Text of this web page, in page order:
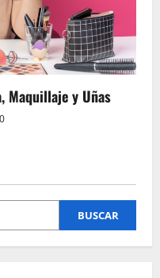
Maquillaje y Uñas
0
BUSCAR